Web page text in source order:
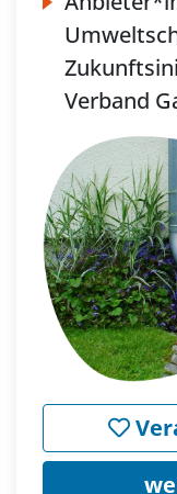
Verband